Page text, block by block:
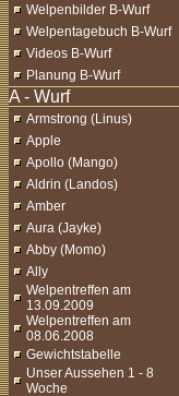
Welpenbilder B-Wurf
Welpentagebuch B-Wurf
Videos B-Wurf
Planung B-Wurf
Armstrong (Linus)
Apple
Apollo (Mango)
Aldrin (Landos)
Amber
Aura (Jayke)
Abby (Momo)
Ally
Welpentreffen am
13.09.2009
Welpentreffen am
08.06.2008
Gewichtstabelle
Unser Aussehen 1 - 8
Woche